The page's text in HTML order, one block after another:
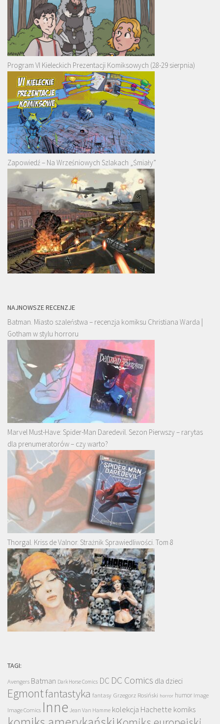
Program VI Kieleckich Prezentacji Komiksowych (28-29 sierpnia)
Zapowiedź – Na Wrześniowych Szlakach „Śmiały”
NAJNOWSZE RECENZJE
Batman. Miasto szaleństwa – recenzja komiksu Christiana Warda |
Gotham w stylu horroru
Marvel Must-Have: Spider-Man Daredevil. Sezon Pierwszy – rarytas
dla prenumeratorów – czy warto?
Thorgal. Kriss de Valnor. Strażnik Sprawiedliwości. Tom 8
TAGI:
Avengers Batman Dark Horse Comics DC DC Comics dla dzieci
Egmontfantastyka fantasy Grzegorz Rosiński horror humor Image
Image Comics Inne Jean Van Hamme kolekcja Hachette komiks